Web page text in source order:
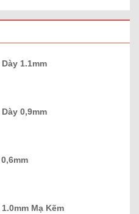
1.1mm
0,9mm
Mạ Kẽm